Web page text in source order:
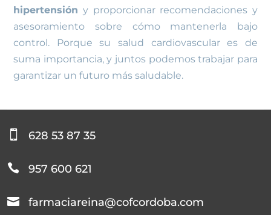
hipertensión y proporcionar recomendaciones y
asesoramiento sobre cómo mantenerla bajo
control. Porque su salud cardiovascular es de
suma importancia, y juntos podemos trabajar para
garantizar un futuro más saludable.
 628 53 87 35
 957 600 621
 farmaciareina@cofcordoba.com